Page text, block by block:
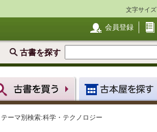
文字サイズ
会員登録
古書を探す
テーマ別検索:科学・テクノロジー